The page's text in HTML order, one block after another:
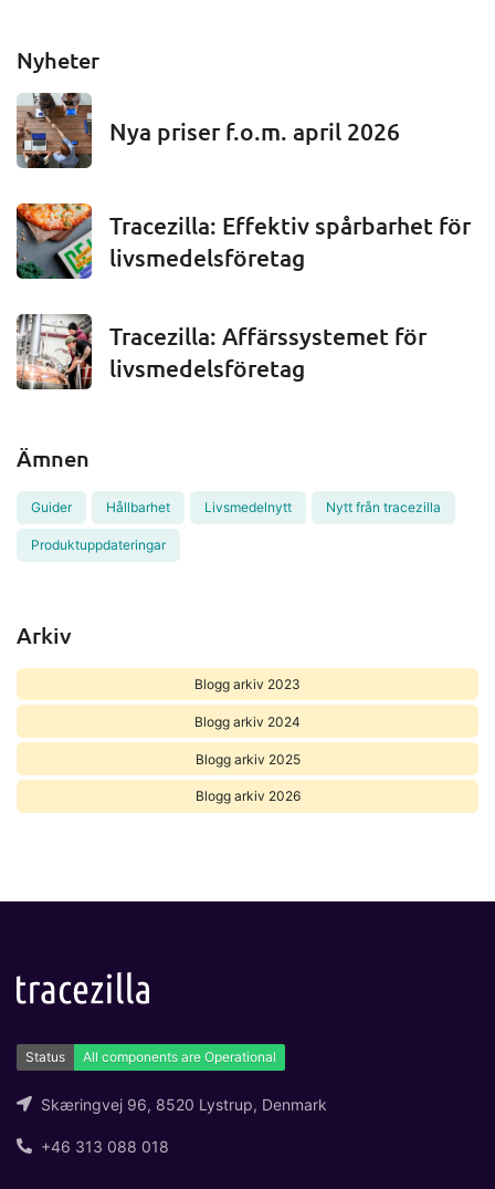
Nyheter
Nya priser f.o.m. april 2026
Tracezilla: Effektiv spårbarhet för
livsmedelsföretag
Tracezilla: Affärssystemet för
livsmedelsföretag
Ämnen
Guider Hållbarhet Livsmedelnytt Nytt från tracezilla
Produktuppdateringar
Arkiv
Blogg arkiv 2023
Blogg arkiv 2024
Blogg arkiv 2025
Blogg arkiv 2026
Skæringvej 96, 8520 Lystrup, Denmark
+46 313 088 018